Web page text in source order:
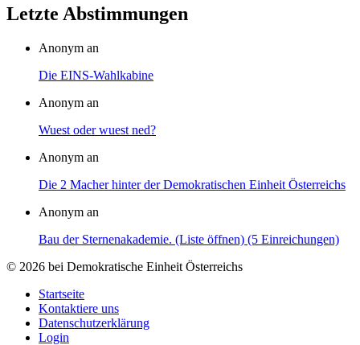
Letzte Abstimmungen
Anonym an
Die EINS-Wahlkabine
Anonym an
Wuest oder wuest ned?
Anonym an
Die 2 Macher hinter der Demokratischen Einheit Österreichs
Anonym an
Bau der Sternenakademie. (Liste öffnen) (5 Einreichungen)
© 2026 bei Demokratische Einheit Österreichs
Startseite
Kontaktiere uns
Datenschutzerklärung
Login